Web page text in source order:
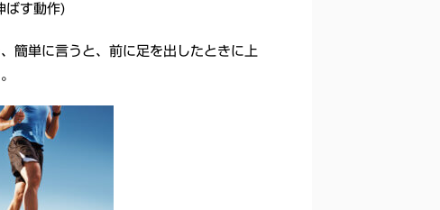
ばす動作)
簡単に言うと、前に足を出したときに上